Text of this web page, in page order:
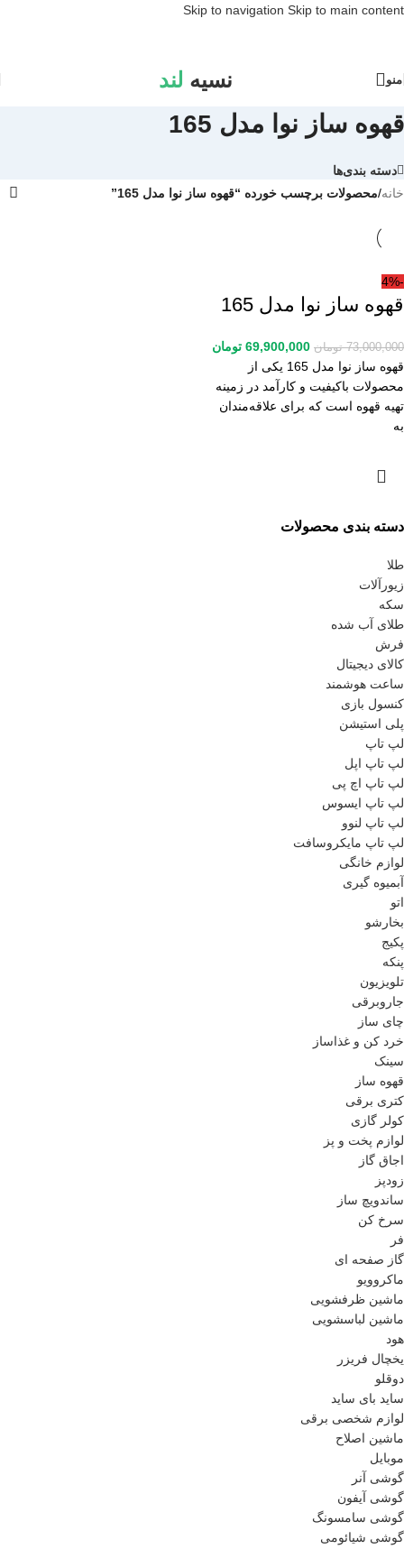
Skip to navigation Skip to main content
منو نسیه لند
قهوه ساز نوا مدل 165
دسته بندی‌ها
دسته بندی محصولات
طلا
زیورآلات
سکه
طلای آب شده
فرش
کالای دیجیتال
ساعت هوشمند
کنسول بازی
پلی استیشن
لپ تاپ
لپ تاپ اپل
لپ تاپ اچ پی
لپ تاپ ایسوس
لپ تاپ لنوو
لپ تاپ مایکروسافت
لوازم خانگی
آبمیوه گیری
اتو
بخارشو
پکیج
پنکه
تلویزیون
جاروبرقی
چای ساز
خرد کن و غذاساز
سینک
قهوه ساز
کتری برقی
کولر گازی
لوازم پخت و پز
اجاق گاز
زودپز
ساندویچ ساز
سرخ کن
فر
گاز صفحه ای
ماکروویو
ماشین ظرفشویی
ماشین لباسشویی
هود
یخچال فریزر
دوقلو
ساید بای ساید
لوازم شخصی برقی
ماشین اصلاح
موبایل
گوشی آنر
گوشی آیفون
گوشی سامسونگ
گوشی شیائومی
خانه/محصولات برچسب خورده “قهوه ساز نوا مدل 165”
-4%
قهوه ساز نوا مدل 165
73,000,000 تومان 69,900,000 تومان
قهوه ساز نوا مدل 165 یکی از
محصولات باکیفیت و کارآمد در زمینه
تهیه قهوه است که برای علاقه‌مندان
به